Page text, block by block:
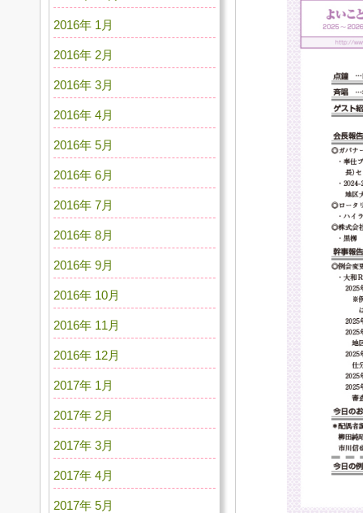
2016年 1月
2016年 2月
2016年 3月
2016年 4月
2016年 5月
2016年 6月
2016年 7月
2016年 8月
2016年 9月
2016年 10月
2016年 11月
2016年 12月
2017年 1月
2017年 2月
2017年 3月
2017年 4月
2017年 5月